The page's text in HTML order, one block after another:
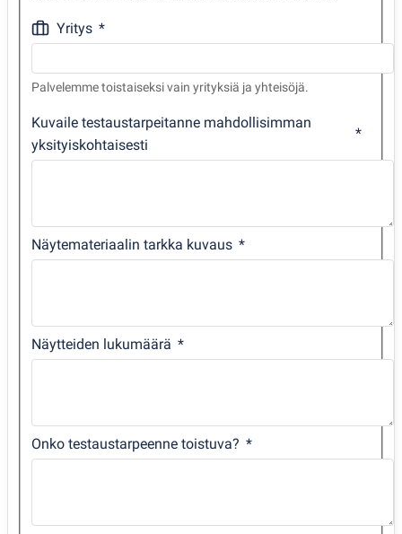
Yritys
Palvelemme toistaiseksi vain yrityksiä ja yhteisöjä.
Kuvaile testaustarpeitanne mahdollisimman
yksityiskohtaisesti
Näytemateriaalin tarkka kuvaus
Näytteiden lukumäärä
Onko testaustarpeenne toistuva?